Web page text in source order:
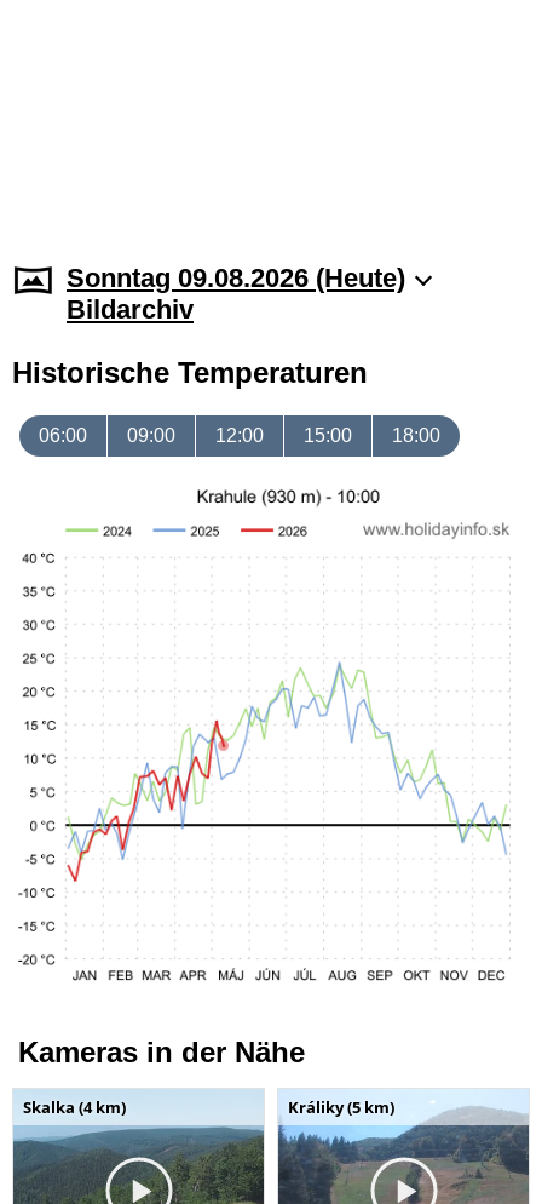
Sonntag 09.08.2026 (Heute)
Bildarchiv
Historische Temperaturen
06:00 09:00 12:00 15:00 18:00
Kameras in der Nähe
Skalka (4 km) Králiky (5 km)